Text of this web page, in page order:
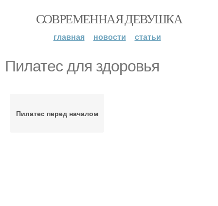
СОВРЕМЕННАЯ ДЕВУШКА
главная новости статьи
Пилатес для здоровья
Пилатес перед началом